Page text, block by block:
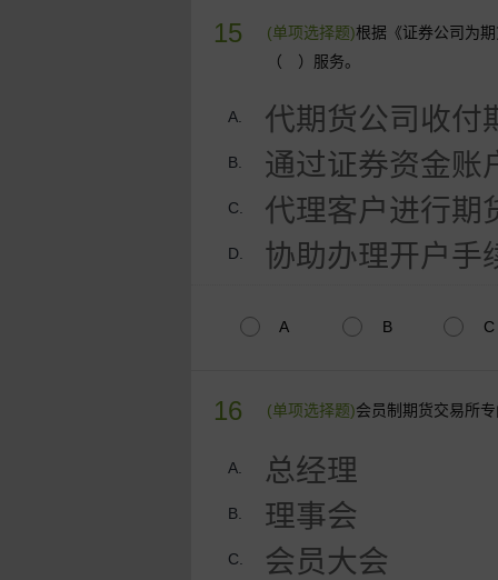
15 (单项选择题)根据《证券公司为
（ ）服务。
A. 代期货公司收付
B. 通过证券资金账
C. 代理客户进行期
D. 协助办理开户手
A B C
16 (单项选择题)会员制期货交易所
A. 总经理
B. 理事会
C. 会员大会